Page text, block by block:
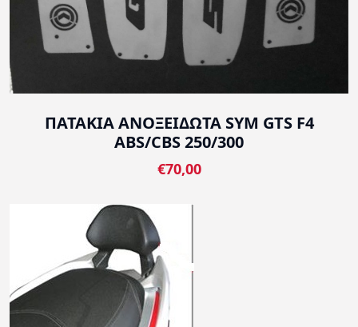
ΠΑΤΑΚΙΑ ΑΝΟΞΕΙΔΩΤΑ SYM GTS F4
ABS/CBS 250/300
€70,00